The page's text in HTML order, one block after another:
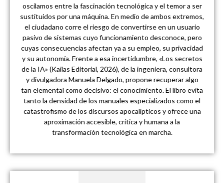
oscilamos entre la fascinación tecnológica y el temor a ser
sustituidos por una máquina. En medio de ambos extremos,
el ciudadano corre el riesgo de convertirse en un usuario
pasivo de sistemas cuyo funcionamiento desconoce, pero
cuyas consecuencias afectan ya a su empleo, su privacidad
y su autonomía. Frente a esa incertidumbre, «Los secretos
de la IA» (Kailas Editorial, 2026), de la ingeniera, consultora
y divulgadora Manuela Delgado, propone recuperar algo
tan elemental como decisivo: el conocimiento. El libro evita
tanto la densidad de los manuales especializados como el
catastrofismo de los discursos apocalípticos y ofrece una
aproximación accesible, crítica y humana a la
transformación tecnológica en marcha.